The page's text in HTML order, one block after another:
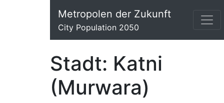
Metropolen der Zukunft
City Population 2050
Stadt: Katni
(Murwara)